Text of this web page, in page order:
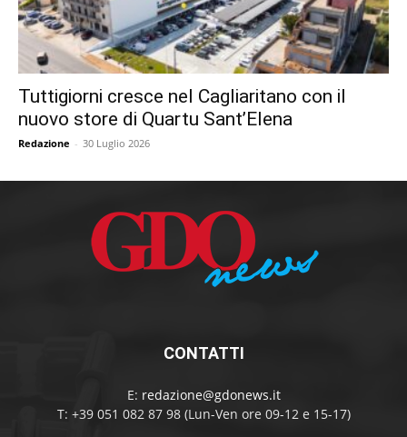
Tuttigiorni cresce nel Cagliaritano con il
nuovo store di Quartu Sant’Elena
Redazione - 30 Luglio 2026
CONTATTI
E: redazione@gdonews.it
T: +39 051 082 87 98 (Lun-Ven ore 09-12 e 15-17)